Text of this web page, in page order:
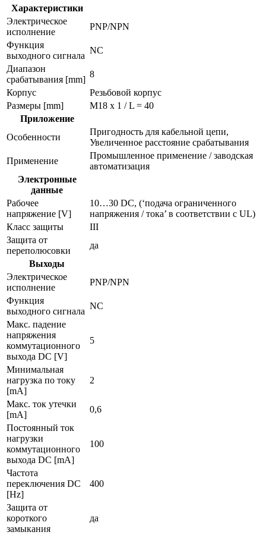
Характеристики
Электрическое
исполнение
PNP/NPN
Функция
выходного сигнала
NC
Диапазон
срабатывания [mm]
8
Корпус
Резьбовой корпус
Размеры [mm]
M18 x 1 / L = 40
Приложение
Особенности
Пригодность для кабельной цепи,
Увеличенное расстояние срабатывания
Применение
Промышленное применение / заводская
автоматизация
Электронные
данные
Рабочее
напряжение [V]
10…30 DC, (‘подача ограниченного
напряжения / тока’ в соответствии с UL)
Класс защиты
III
Защита от
переполюсовки
да
Выходы
Электрическое
исполнение
PNP/NPN
Функция
выходного сигнала
NC
Макс. падение
напряжения
коммутационного
выхода DC [V]
5
Минимальная
нагрузка по току
[mA]
2
Макс. ток утечки
[mA]
0,6
Постоянный ток
нагрузки
коммутационного
выхода DC [mA]
100
Частота
переключения DC
[Hz]
400
Защита от
короткого
замыкания
да